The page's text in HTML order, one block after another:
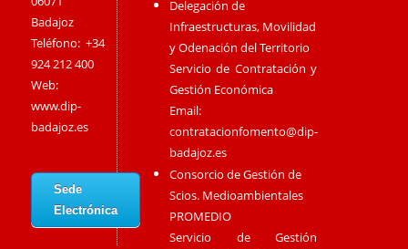
Badajoz
Teléfono: +34
924 212 400
Web:
www.dip-
badajoz.es
Sede
Electrónica
Delegación de
Infraestructuras, Movilidad
y Odenación del Territorio
Servicio de Contratación y
Gestión Económica
Email:
contratacionfomento@dip-
badajoz.es
Consorcio de Gestión de
Scios. Medioambientales
PROMEDIO
Servicio de Gestión